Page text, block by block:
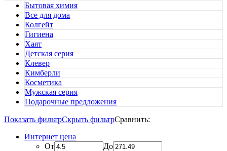
Бытовая химия
Все для дома
Колгейт
Гигиена
Хаят
Детская серия
Клевер
Кимберли
Косметика
Мужская серия
Подарочные предложения
Показать фильтрСкрыть фильтрСравнить:
Интернет цена
От
До